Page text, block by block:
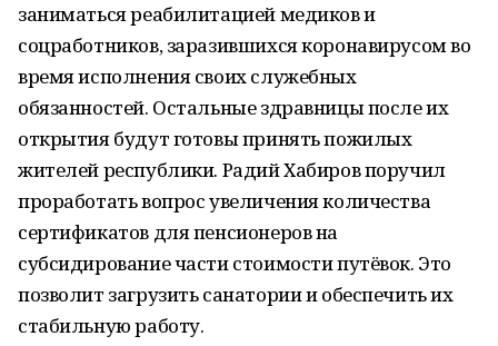
заниматься реабилитацией медиков и
соцработников, заразившихся коронавирусом во
время исполнения своих служебных
обязанностей. Остальные здравницы после их
открытия будут готовы принять пожилых
жителей республики. Радий Хабиров поручил
проработать вопрос увеличения количества
сертификатов для пенсионеров на
субсидирование части стоимости путёвок. Это
позволит загрузить санатории и обеспечить их
стабильную работу.